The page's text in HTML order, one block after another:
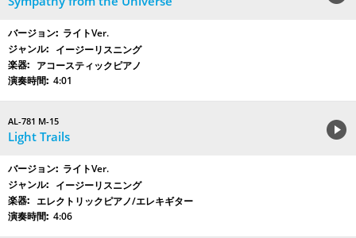
ライトVer.
イージーリスニング
アコースティックピアノ
4:01
AL-781 M-15
Light Trails
ライトVer.
イージーリスニング
エレクトリックピアノ/エレキギター
4:06